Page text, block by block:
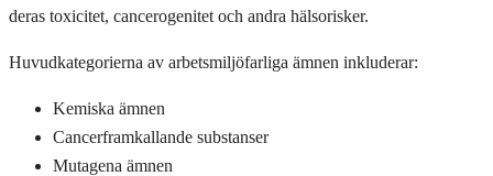
deras toxicitet, cancerogenitet och andra hälsorisker.
Huvudkategorierna av arbetsmiljöfarliga ämnen inkluderar:
Kemiska ämnen
Cancerframkallande substanser
Mutagena ämnen